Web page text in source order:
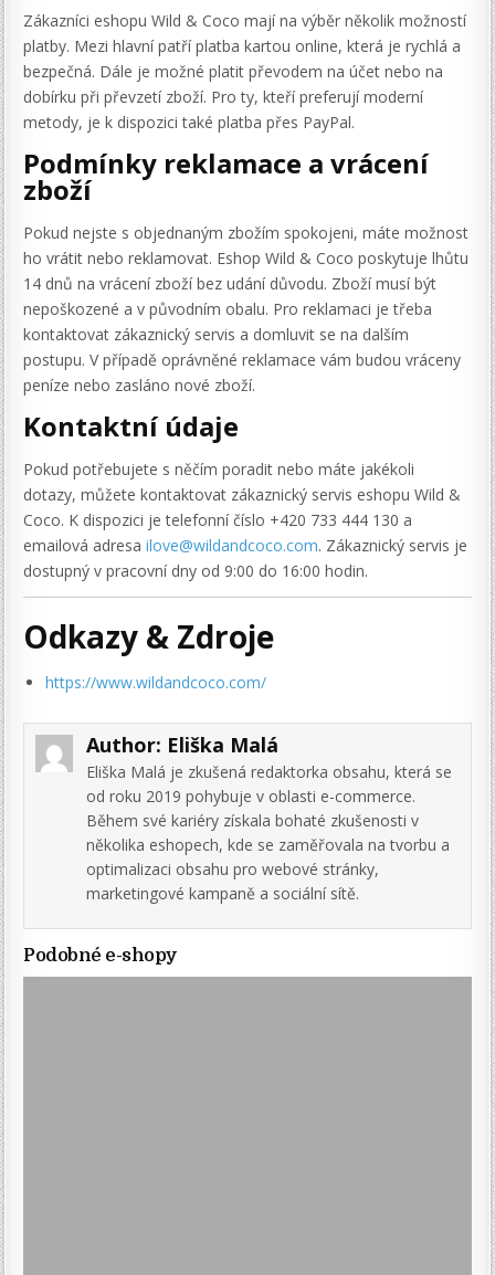
Zákazníci eshopu Wild & Coco mají na výběr několik možností
platby. Mezi hlavní patří platba kartou online, která je rychlá a
bezpečná. Dále je možné platit převodem na účet nebo na
dobírku při převzetí zboží. Pro ty, kteří preferují moderní
metody, je k dispozici také platba přes PayPal.
Podmínky reklamace a vrácení
zboží
Pokud nejste s objednaným zbožím spokojeni, máte možnost
ho vrátit nebo reklamovat. Eshop Wild & Coco poskytuje lhůtu
14 dnů na vrácení zboží bez udání důvodu. Zboží musí být
nepoškozené a v původním obalu. Pro reklamaci je třeba
kontaktovat zákaznický servis a domluvit se na dalším
postupu. V případě oprávněné reklamace vám budou vráceny
peníze nebo zasláno nové zboží.
Kontaktní údaje
Pokud potřebujete s něčím poradit nebo máte jakékoli
dotazy, můžete kontaktovat zákaznický servis eshopu Wild &
Coco. K dispozici je telefonní číslo +420 733 444 130 a
emailová adresailove@wildandcoco.com. Zákaznický servis je
dostupný v pracovní dny od 9:00 do 16:00 hodin.
Odkazy & Zdroje
https://www.wildandcoco.com/
Author: Eliška Malá
Eliška Malá je zkušená redaktorka obsahu, která se
od roku 2019 pohybuje v oblasti e-commerce.
Během své kariéry získala bohaté zkušenosti v
několika eshopech, kde se zaměřovala na tvorbu a
optimalizaci obsahu pro webové stránky,
marketingové kampaně a sociální sítě.
Podobné e-shopy